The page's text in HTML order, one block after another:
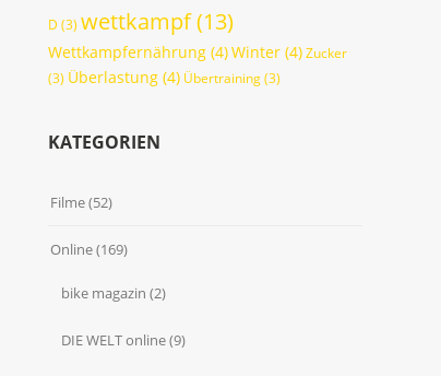
D (3) wettkampf(13)
Wettkampfernährung (4)Winter (4)Zucker
(3) Überlastung (4) Übertraining(3)
KATEGORIEN
Filme(52)
Online(169)
bike magazin (2)
DIE WELT online(9)